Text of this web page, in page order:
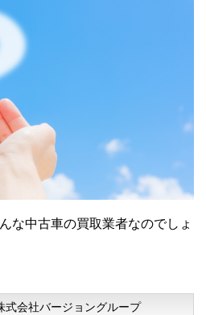
フが知識豊富だったた
ス査定になって希望額
タッフがいる買取店
な中古車の買取業者なのでしょ
式会社バージョングループ